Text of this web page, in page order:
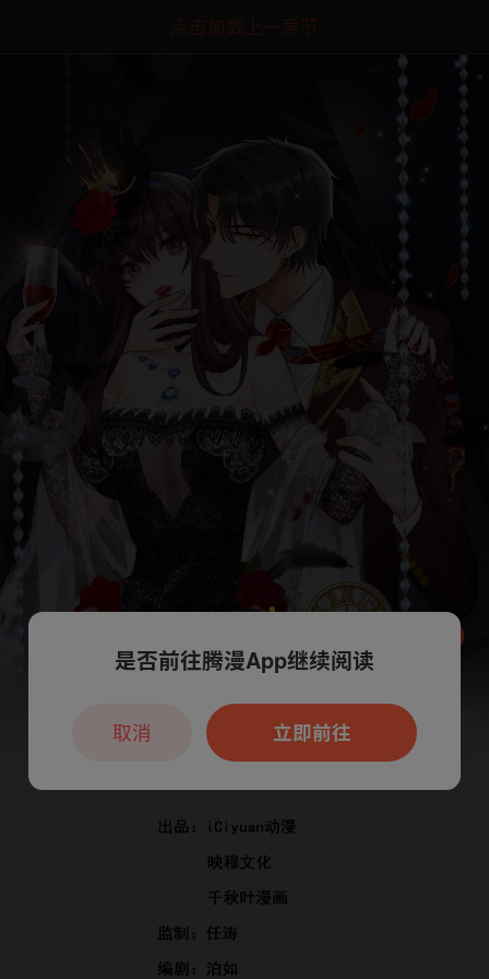
点击加载上一章节
本章节仅支持App阅读，可打开App新用
户7天免费看
是否前往腾漫App继续阅读
立即前往
取消